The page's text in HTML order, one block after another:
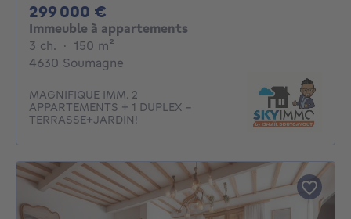
299 000 €
Immeuble à appartements
3 ch. 3 chambres
· 150 m²
4630 Soumagne
MAGNIFIQUE IMM. 2
APPARTEMENTS + 1 DUPLEX -
TERRASSE+JARDIN!